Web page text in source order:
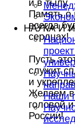
НАУКА И
Наши
и в тылу.
Память о
всегда
сердцах!
Пусть
служит
и
Желаем
головой
России!